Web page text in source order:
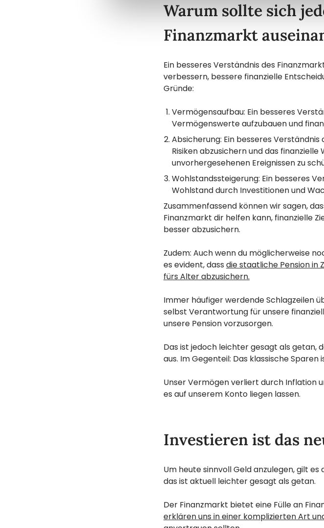
Warum sollte sich
Finanzmarkt
Ein besseres Verständnis des
verbessern, bessere finanzielle
Gründe:
Vermögensaufbau: Ein besseres
Vermögenswerte aufzubauen und
Absicherung: Ein besseres
Risiken abzusichern und das
unvorhergesehenen Ereignissen zu
Wohlstandssteigerung: Ein besseres
Wohlstand durch Investitionen und
Zusammenfassend können wir sagen,
Finanzmarkt dir helfen kann, finanzielle
besser abzusichern.
Zudem: Auch wenn du möglicherweise
es evident, dass die staatliche Pension in
fürs Alter abzusichern.
Immer häufiger werdende Schlagzeilen
selbst Verantwortung für unsere
unsere Pension vorzusorgen.
Das ist jedoch leichter gesagt als
aus. Im Gegenteil: Das klassische
Unser Vermögen verliert durch Inflation
es auf unserem Konto liegen lassen.
Investieren ist das
Um heute sinnvoll Geld anzulegen, gilt
das ist aktuell leichter gesagt als getan.
Der Finanzmarkt bietet eine Fülle an
erklären uns in einer komplizierten Art